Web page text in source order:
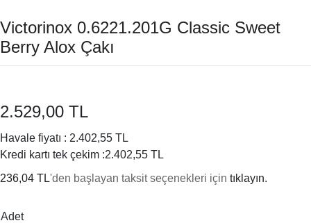
Victorinox 0.6221.201G Classic Sweet
Berry Alox Çakı
2.529,00 TL
Havale fiyatı : 2.402,55 TL
Kredi kartı tek çekim :2.402,55 TL
236,04 TL'den başlayan taksit seçenekleri için tıklayın.
Adet